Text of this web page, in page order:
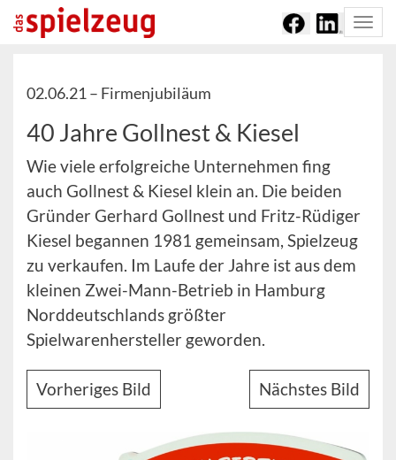
02.06.21 – Firmenjubiläum
40 Jahre Gollnest & Kiesel
Wie viele erfolgreiche Unternehmen fing
auch Gollnest & Kiesel klein an. Die beiden
Gründer Gerhard Gollnest und Fritz-Rüdiger
Kiesel begannen 1981 gemeinsam, Spielzeug
zu verkaufen. Im Laufe der Jahre ist aus dem
kleinen Zwei-Mann-Betrieb in Hamburg
Norddeutschlands größter
Spielwarenhersteller geworden.
Vorheriges Bild Nächstes Bild